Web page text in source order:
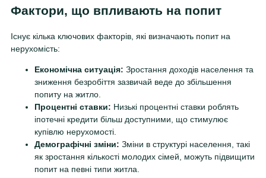
Фактори, що впливають на попит
Існує кілька ключових факторів, які визначають попит на
нерухомість:
Економічна ситуація: Зростання доходів населення та
зниження безробіття зазвичай веде до збільшення
попиту на житло.
Процентні ставки: Низькі процентні ставки роблять
іпотечні кредити більш доступними, що стимулює
купівлю нерухомості.
Демографічні зміни: Зміни в структурі населення, такі
як зростання кількості молодих сімей, можуть підвищити
попит на певні типи житла.